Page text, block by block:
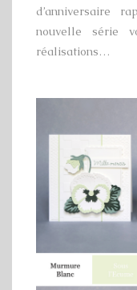
d’anniversaire
nouvelle série
réalisations…